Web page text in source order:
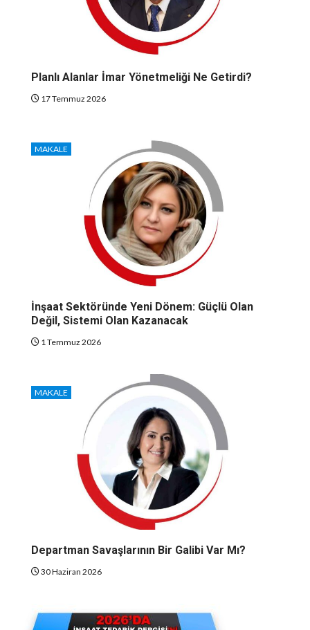
Planlı Alanlar İmar Yönetmeliği Ne Getirdi?
17 Temmuz 2026
MAKALE
İnşaat Sektöründe Yeni Dönem: Güçlü Olan
Değil, Sistemi Olan Kazanacak
1 Temmuz 2026
MAKALE
Departman Savaşlarının Bir Galibi Var Mı?
30 Haziran 2026